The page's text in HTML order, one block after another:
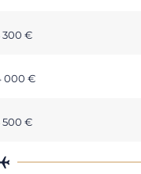
300 €
000 €
500 €